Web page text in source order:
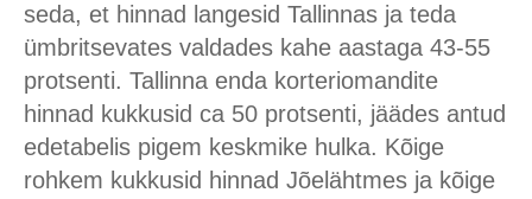
seda, et hinnad langesid Tallinnas ja teda
ümbritsevates valdades kahe aastaga 43-55
protsenti. Tallinna enda korteriomandite
hinnad kukkusid ca 50 protsenti, jäädes antud
edetabelis pigem keskmike hulka. Kõige
rohkem kukkusid hinnad Jõelähtmes ja kõige